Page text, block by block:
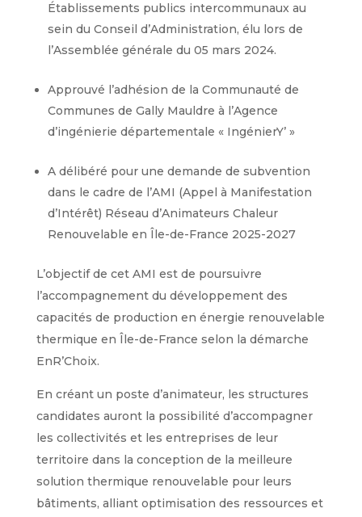
Établissements publics intercommunaux au
sein du Conseil d’Administration, élu lors de
l’Assemblée générale du 05 mars 2024.
Approuvé l’adhésion de la Communauté de
Communes de Gally Mauldre à l’Agence
d’ingénierie départementale « IngénierY’ »
A délibéré pour une demande de subvention
dans le cadre de l’AMI (Appel à Manifestation
d’Intérêt) Réseau d’Animateurs Chaleur
Renouvelable en Île-de-France 2025-2027
L’objectif de cet AMI est de poursuivre
l’accompagnement du développement des
capacités de production en énergie renouvelable
thermique en Île-de-France selon la démarche
EnR’Choix.
En créant un poste d’animateur, les structures
candidates auront la possibilité d’accompagner
les collectivités et les entreprises de leur
territoire dans la conception de la meilleure
solution thermique renouvelable pour leurs
bâtiments, alliant optimisation des ressources et